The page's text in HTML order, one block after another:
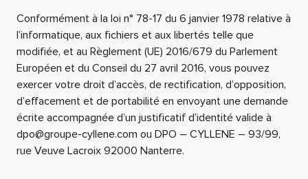
Conformément à la loi n° 78-17 du 6 janvier 1978 relative à
l’informatique, aux fichiers et aux libertés telle que
modifiée, et au Règlement (UE) 2016/679 du Parlement
Européen et du Conseil du 27 avril 2016, vous pouvez
exercer votre droit d’accès, de rectification, d’opposition,
d’effacement et de portabilité en envoyant une demande
écrite accompagnée d’un justificatif d’identité valide à
dpo@groupe-cyllene.com ou DPO – CYLLENE – 93/99,
rue Veuve Lacroix 92000 Nanterre.